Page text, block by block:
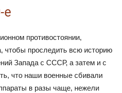
е
противостоянии,
чтобы проследить всю историю
Запада с СССР, а затем и с
что наши военные сбивали
в разы чаще, нежели